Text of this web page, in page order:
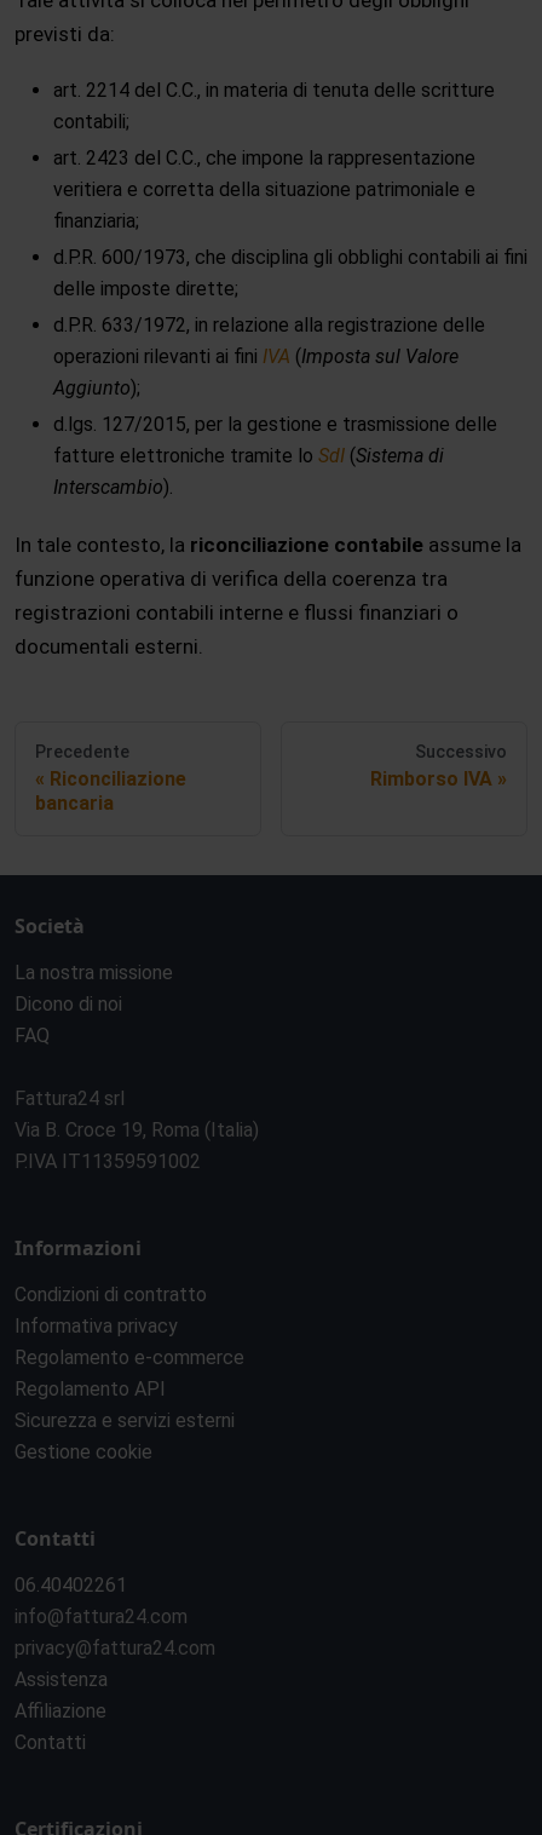
previsti da:
art. 2214 del C.C., in materia di tenuta delle scritture
contabili;
art. 2423 del C.C., che impone la rappresentazione
veritiera e corretta della situazione patrimoniale e
finanziaria;
d.P.R. 600/1973, che disciplina gli obblighi contabili ai fini
delle imposte dirette;
d.P.R. 633/1972, in relazione alla registrazione delle
operazioni rilevanti ai fini IVA (Imposta sul Valore
Aggiunto);
d.lgs. 127/2015, per la gestione e trasmissione delle
fatture elettroniche tramite lo SdI (Sistema di
Interscambio).
In tale contesto, la riconciliazione contabile assume la
funzione operativa di verifica della coerenza tra
registrazioni contabili interne e flussi finanziari o
documentali esterni.
Precedente
Riconciliazione
bancaria
Successivo
Rimborso IVA
Società
La nostra missione
Dicono di noi
FAQ
Fattura24 srl
Via B. Croce 19, Roma (Italia)
P.IVA IT11359591002
Informazioni
Condizioni di contratto
Informativa privacy
Regolamento e-commerce
Regolamento API
Sicurezza e servizi esterni
Gestione cookie
Contatti
06.40402261
info@fattura24.com
privacy@fattura24.com
Assistenza
Affiliazione
Contatti
Certificazioni